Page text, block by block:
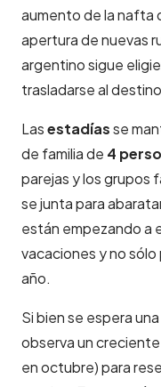
aumento de la nafta
apertura de nuevas
argentino sigue
trasladarse al
Lasestadíasse
de familia de 4
parejas y los grupos
se junta para
están empezando a
vacaciones y no
año.
Si bien se espera
observa un
en octubre) para